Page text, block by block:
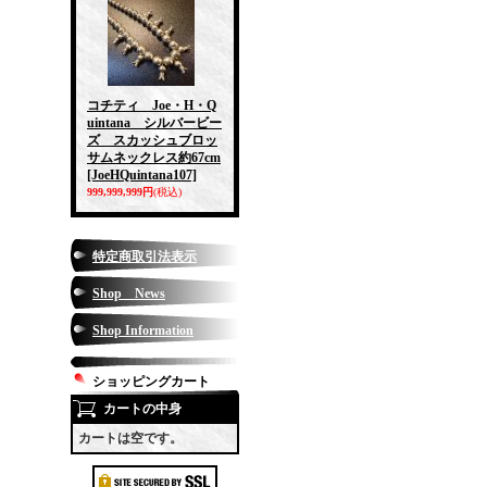
コチティ Joe・H・Q
uintana シルバービー
ズ スカッシュブロッ
サムネックレス約67cm
[JoeHQuintana107]
999,999,999円(税込)
特定商取引法表示
Shop News
Shop Information
ショッピングカート
カートの中身
カートは空です。